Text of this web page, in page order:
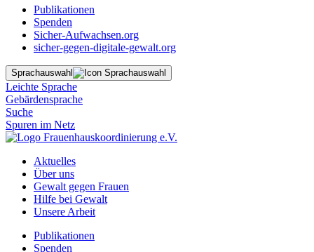
Publikationen
Spenden
Sicher-Aufwachsen.org
sicher-gegen-digitale-gewalt.org
Sprachauswahl
Leichte Sprache
Gebärdensprache
Suche
Spuren im Netz
Aktuelles
Über uns
Gewalt gegen Frauen
Hilfe bei Gewalt
Unsere Arbeit
Publikationen
Spenden